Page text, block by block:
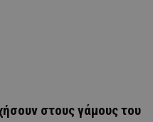
στους γάμους του